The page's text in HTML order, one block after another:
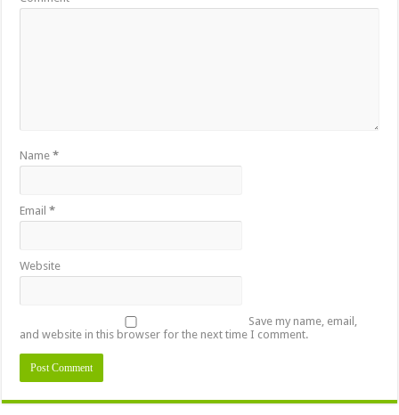
Name*
Email*
Website
Save my name, email,
and website in this browser for the next time I comment.